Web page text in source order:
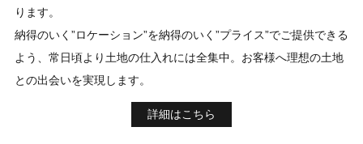
ります。
納得のいく”ロケーション”を納得のいく”プライス”でご提供できる
よう、常日頃より土地の仕入れには全集中。お客様へ理想の土地
との出会いを実現します。
詳細はこちら